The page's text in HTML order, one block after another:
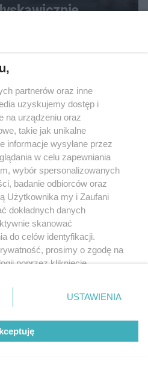
owady
partnerów oraz inne
uzyskujemy dostęp i
na urządzeniu oraz
takie jak unikalne
informacje wysyłane przez
w celu zapewniania
wybór spersonalizowanych
badanie odbiorców oraz
Użytkownika my i Zaufani
dokładnych danych
skanować
do celów identyfikacji.
prosimy o zgodę na
poprzez kliknięcie
ustawień prywatności
rogu strony
nie wymagają zgody
sprzeciwić się takiemu
będą miały zastosowanie tylko
USTAWIENIA